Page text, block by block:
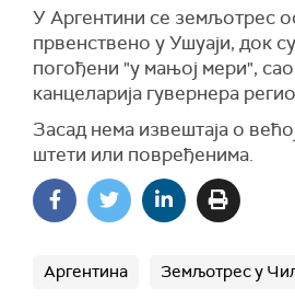
У Аргентини се земљотрес
првенствено у Ушуаји, док
погођени "у мањој мери",
канцеларија гувернера
Засад нема извештаја о
штети или повређенима.
Аргентина Земљотрес у